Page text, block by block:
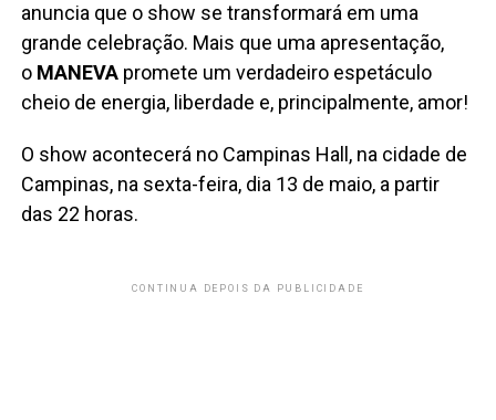
anuncia que o show se transformará em uma
grande celebração. Mais que uma apresentação,
o MANEVApromete um verdadeiro espetáculo
cheio de energia, liberdade e, principalmente, amor!
O show acontecerá no Campinas Hall, na cidade de
Campinas, na sexta-feira, dia 13 de maio, a partir
das 22 horas.
CONTINUA DEPOIS DA PUBLICIDADE